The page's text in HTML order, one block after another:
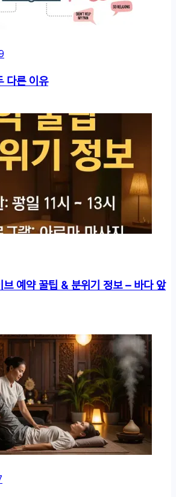
다른 이유
예약 꿀팁 & 분위기 정보 – 바다 앞